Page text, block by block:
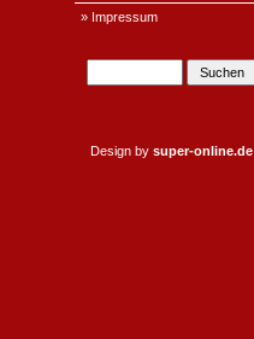
» Impressum
Design by super-online.de